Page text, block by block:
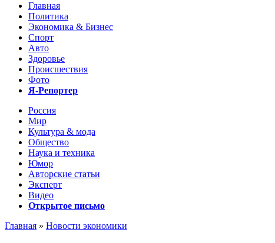
Главная
Политика
Экономика & Бизнес
Спорт
Авто
Здоровье
Происшествия
Фото
Я-Репортер
Россия
Мир
Культура & мода
Общество
Наука и техника
Юмор
Авторские статьи
Эксперт
Видео
Открытое письмо
Главная » Новости экономики